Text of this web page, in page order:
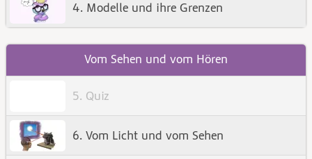
4. Modelle und ihre Grenzen
Vom Sehen und vom Hören
5. Quiz
6. Vom Licht und vom Sehen